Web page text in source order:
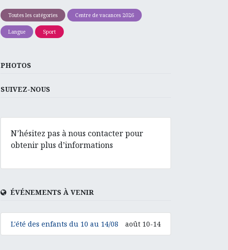
Toutes les catégories Centre de vacances 2026
Langue Sport
PHOTOS
SUIVEZ-NOUS
N’hésitez pas à nous contacter pour
obtenir plus d’informations
ÉVÉNEMENTS À VENIR
L'été des enfants du 10 au 14/08 août 10-14